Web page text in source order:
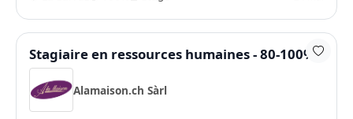
Stagiaire en ressources humaines - 80-100%
Alamaison.ch Sàrl